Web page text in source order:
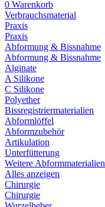
0 Warenkorb
Verbrauchsmaterial
Praxis
Praxis
Abformung & Bissnahme
Abformung & Bissnahme
Alginate
A Silikone
C Silikone
Polyether
Bissregistriermaterialien
Abformlöffel
Abformzubehör
Artikulation
Unterfütterung
Weitere Abformmaterialien
Alles anzeigen
Chirurgie
Chirurgie